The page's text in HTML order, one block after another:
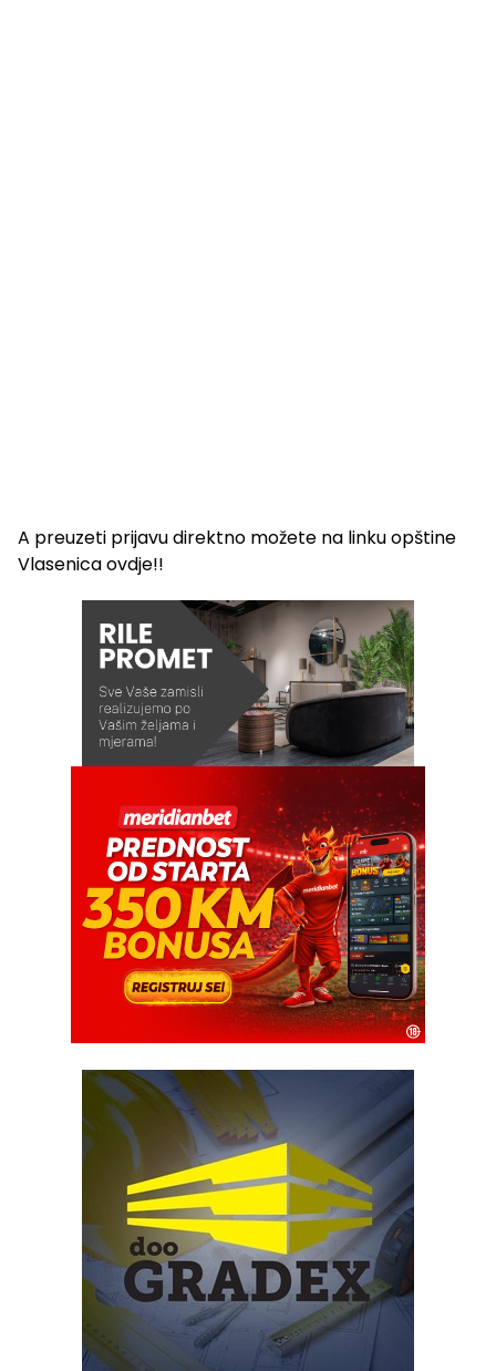
A preuzeti prijavu direktno možete na linku opštine
Vlasenica ovdje!!